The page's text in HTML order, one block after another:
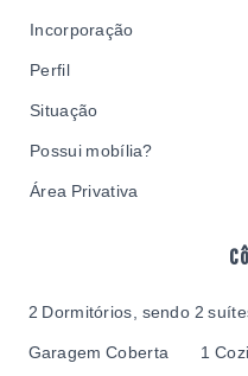
2 Dormitórios, sendo 2
Garagem Coberta 1
Incorporação
Perfil
Situação
Possui mobília?
Área Privativa